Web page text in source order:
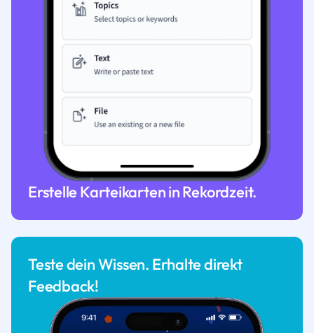
Erstelle Karteikarten in Rekordzeit.
Teste dein Wissen. Erhalte direkt
Feedback!